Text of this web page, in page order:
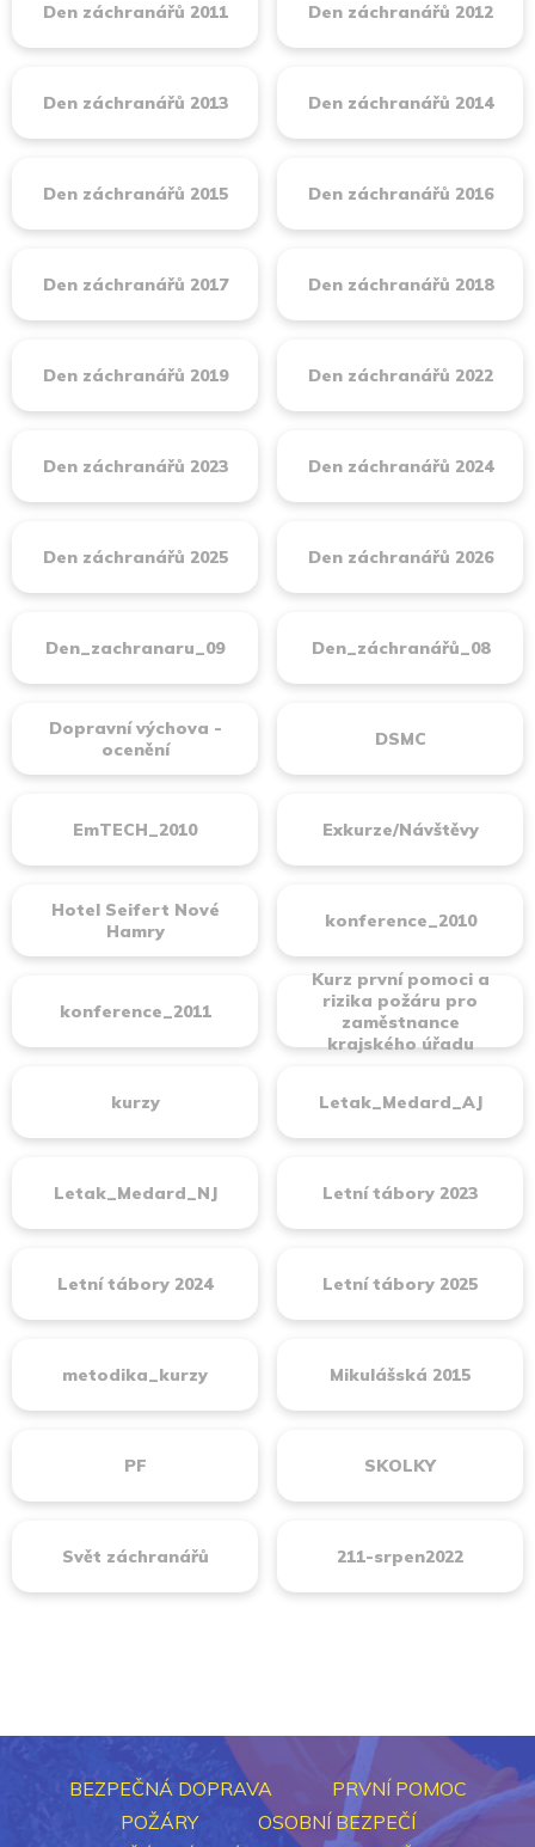
Den záchranářů 2011 Den záchranářů 2012
Den záchranářů 2013 Den záchranářů 2014
Den záchranářů 2015 Den záchranářů 2016
Den záchranářů 2017 Den záchranářů 2018
Den záchranářů 2019 Den záchranářů 2022
Den záchranářů 2023 Den záchranářů 2024
Den záchranářů 2025 Den záchranářů 2026
Den_zachranaru_09 Den_záchranářů_08
Dopravní výchova -
ocenění
DSMC
EmTECH_2010 Exkurze/Návštěvy
Hotel Seifert Nové
Hamry
konference_2010
konference_2011
Kurz první pomoci a
rizika požáru pro
zaměstnance
krajského úřadu
kurzy Letak_Medard_AJ
Letak_Medard_NJ Letní tábory 2023
Letní tábory 2024 Letní tábory 2025
metodika_kurzy Mikulášská 2015
PF SKOLKY
Svět záchranářů 211-srpen2022
BEZPEČNÁ DOPRAVA
PRVNÍ POMOC
POŽÁRY
OSOBNÍ BEZPEČÍ